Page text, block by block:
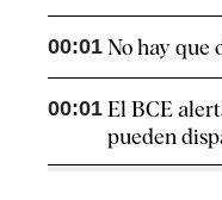
00:01 No hay que
00:01 El BCE
pueden